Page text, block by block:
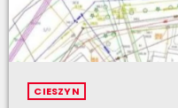
CIESZYN